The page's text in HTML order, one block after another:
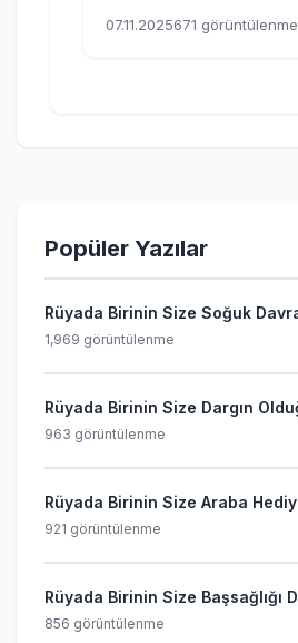
07.11.2025671 görüntülenme
Popüler Yazılar
Rüyada Birinin Size Soğuk
1,969 görüntülenme
Rüyada Birinin Size Dargın
963 görüntülenme
Rüyada Birinin Size Araba
921 görüntülenme
Rüyada Birinin Size Başsağlığı
856 görüntülenme